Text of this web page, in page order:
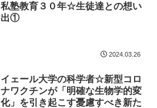
私塾教育３０年☆生徒達との想い
出①
2024.03.26
イェール大学の科学者☆新型コロ
ナワクチンが「明確な生物学的変
化」を引き起こす憂慮すべき新た